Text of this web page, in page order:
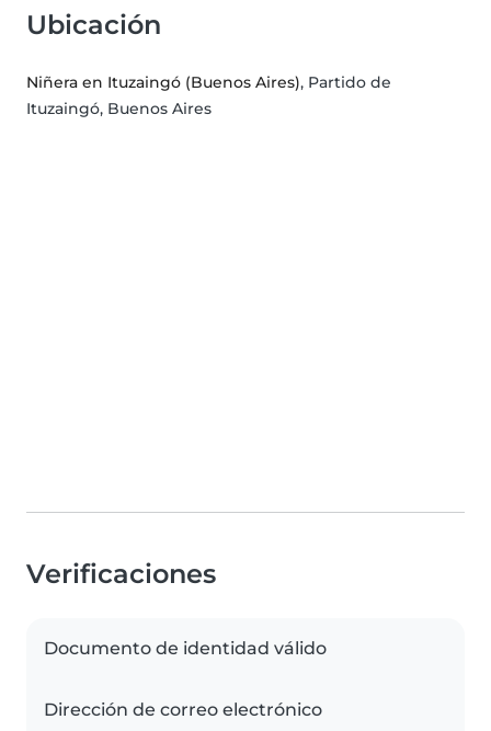
Ubicación
Niñera en Ituzaingó (Buenos Aires), Partido de
Ituzaingó, Buenos Aires
Verificaciones
Documento de identidad válido
Dirección de correo electrónico